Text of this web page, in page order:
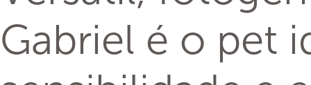
Gabriel é o pet